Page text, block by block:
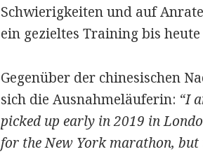
Schwierigkeiten und auf
ein gezieltes Training bis
Gegenüber der chinesischen
sich die Ausnahmeläuferin: “I
picked up early in 2019 in
for the New York marathon,